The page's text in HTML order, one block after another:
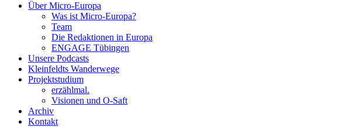
Über Micro-Europa
Was ist Micro-Europa?
Team
Die Redaktionen in Europa
ENGAGE Tübingen
Unsere Podcasts
Kleinfeldts Wanderwege
Projektstudium
erzählmal.
Visionen und O-Saft
Archiv
Kontakt